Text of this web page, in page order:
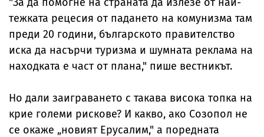
тежката рецесия от падането на комунизма там
преди 20 години, българското правителство
иска да насърчи туризма и шумната реклама на
находката е част от плана," пише вестникът.
Но дали заиграването с такава висока топка на
крие големи рискове? И какво, ако Созопол не
се окаже „новият Ерусалим," а поредната